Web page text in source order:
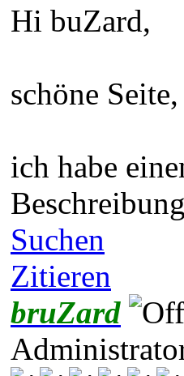
Hi buZard,
schöne Seite,
ich habe
Suchen
Zitieren
bruZard